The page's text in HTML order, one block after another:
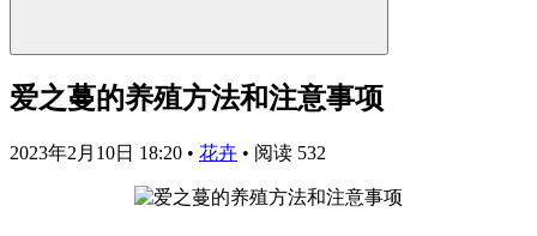
爱之蔓的养殖方法和注意事项
2023年2月10日 18:20 • 花卉 • 阅读 532